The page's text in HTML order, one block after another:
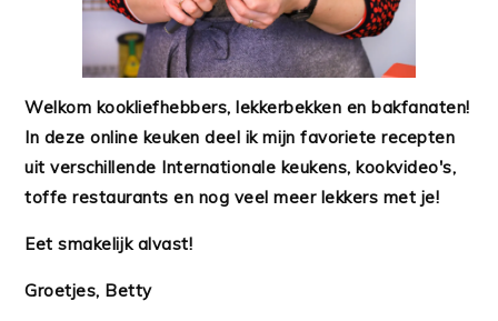
Welkom kookliefhebbers, lekkerbekken en bakfanaten!
In deze online keuken deel ik mijn favoriete recepten
uit verschillende Internationale keukens, kookvideo's,
toffe restaurants en nog veel meer lekkers met je!
Eet smakelijk alvast!
Groetjes, Betty